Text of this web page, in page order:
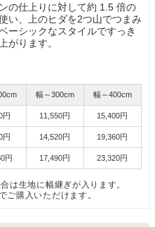
の仕上りに対して約 1.5 倍の
い、上のヒダを2つ山でつまみ
ーシックなスタイルですっき
がります。
円
円
円
幅～300cm
11,550円
14,520円
17,490円
幅～400cm
15,400円
19,360円
23,320円
は生地に幅継ぎが入ります。
ご購入いただけます。